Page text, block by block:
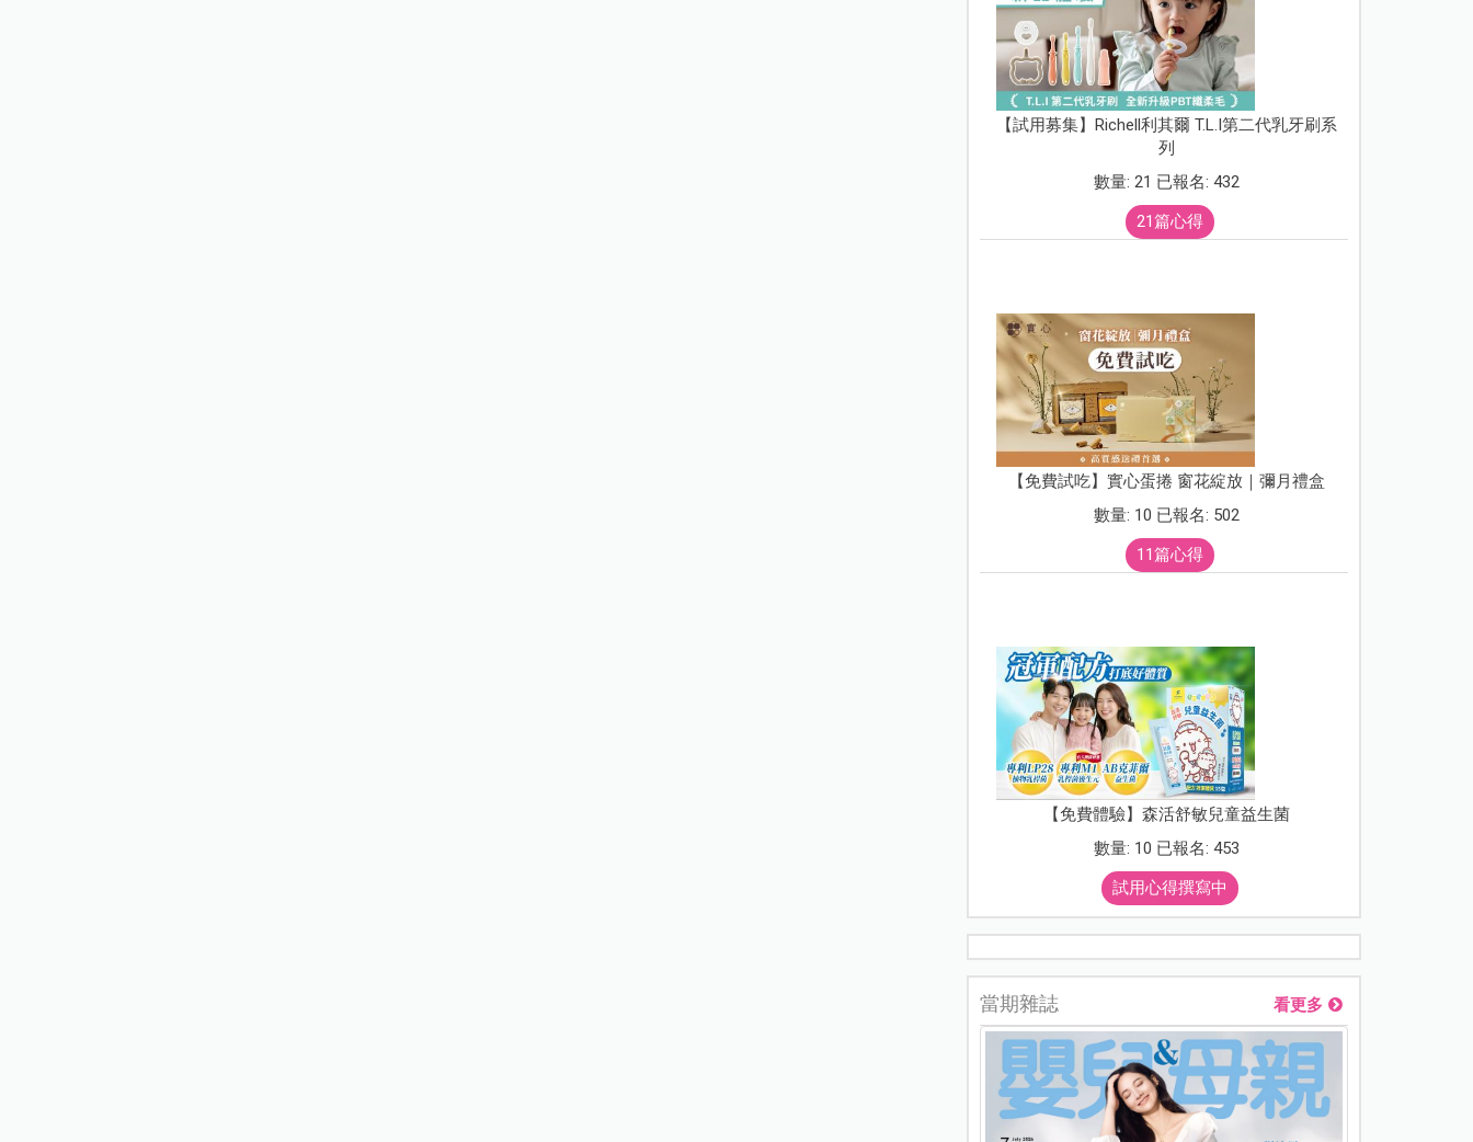
【試用募集】Richell利其爾 T.L.I第二代乳牙刷系
列
數量: 21 已報名: 432
21篇心得
【免費試吃】實心蛋捲 窗花綻放｜彌月禮盒
數量: 10 已報名: 502
11篇心得
【免費體驗】森活舒敏兒童益生菌
數量: 10 已報名: 453
試用心得撰寫中
當期雜誌 看更多